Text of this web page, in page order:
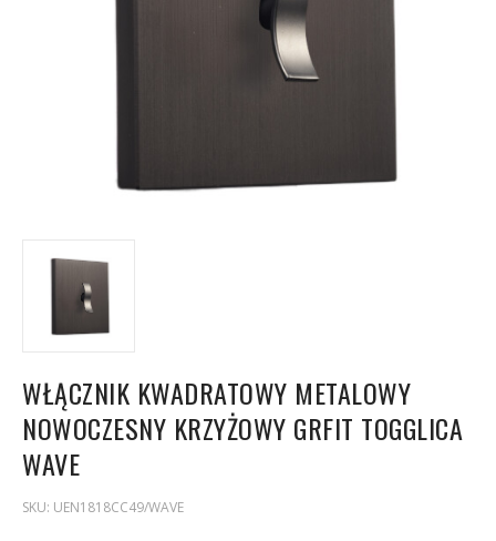
WŁĄCZNIK KWADRATOWY METALOWY
NOWOCZESNY KRZYŻOWY GRFIT TOGGLICA
WAVE
SKU: UEN1818CC49/WAVE